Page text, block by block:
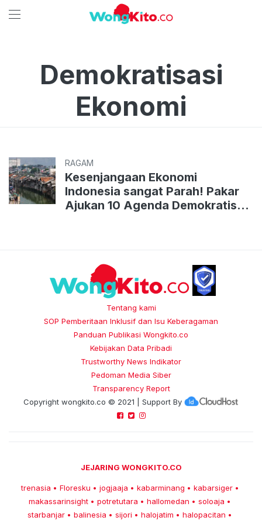
Demokratisasi
Ekonomi
RAGAM
Kesenjangaan Ekonomi
Indonesia sangat Parah! Pakar
Ajukan 10 Agenda Demokratisasi
Tentang kami
SOP Pemberitaan Inklusif dan Isu Keberagaman
Panduan Publikasi Wongkito.co
Kebijakan Data Pribadi
Trustworthy News Indikator
Pedoman Media Siber
Transparency Report
Copyright wongkito.co © 2021 | Support By
JEJARING WONGKITO.CO
trenasia • Floresku • jogjaaja • kabarminang • kabarsiger •
makassarinsight • potretutara • hallomedan • soloaja •
starbanjar • balinesia • sijori • halojatim • halopacitan •